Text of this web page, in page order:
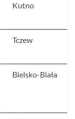
Kutno
Tczew
Bielsko-Biała